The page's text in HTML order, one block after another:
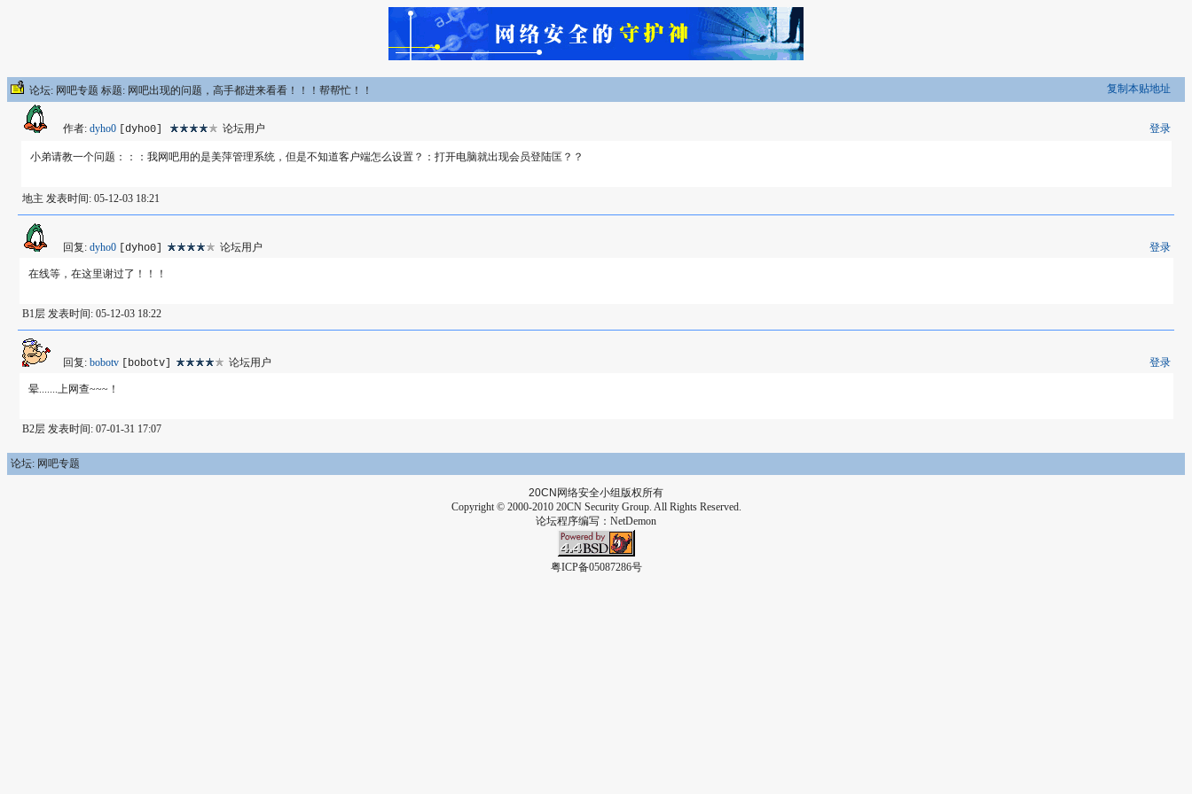
论坛: 网吧专题 标题: 网吧出现的问题，高手都进来看看！！！帮帮忙！！ 复制本贴地址
作者: dyho0 [dyho0] 论坛用户 登录
小弟请教一个问题：：：我网吧用的是美萍管理系统，但是不知道客户端怎么设置？：打开电脑就出现会员登陆匡？？
地主 发表时间: 05-12-03 18:21
回复: dyho0 [dyho0] 论坛用户 登录
在线等，在这里谢过了！！！
B1层 发表时间: 05-12-03 18:22
回复: bobotv [bobotv] 论坛用户 登录
晕.......上网查~~~！
B2层 发表时间: 07-01-31 17:07
论坛: 网吧专题
20CN 网络安全小组版权所有
Copyright © 2000-2010 20CN Security Group. All Rights Reserved.
论坛程序编写： NetDemon
粤ICP备05087286号